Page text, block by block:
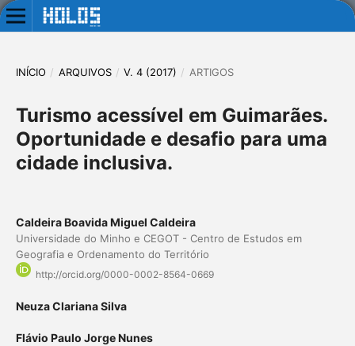
INÍCIO / ARQUIVOS / V. 4 (2017) / ARTIGOS
Turismo acessível em Guimarães.
Oportunidade e desafio para uma
cidade inclusiva.
Caldeira Boavida Miguel Caldeira
Universidade do Minho e CEGOT - Centro de Estudos em
Geografia e Ordenamento do Território
http://orcid.org/0000-0002-8564-0669
Neuza Clariana Silva
Flávio Paulo Jorge Nunes